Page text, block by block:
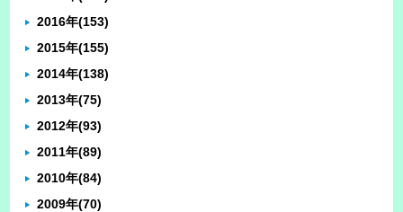
2016年(153)
2015年(155)
2014年(138)
2013年(75)
2012年(93)
2011年(89)
2010年(84)
2009年(70)